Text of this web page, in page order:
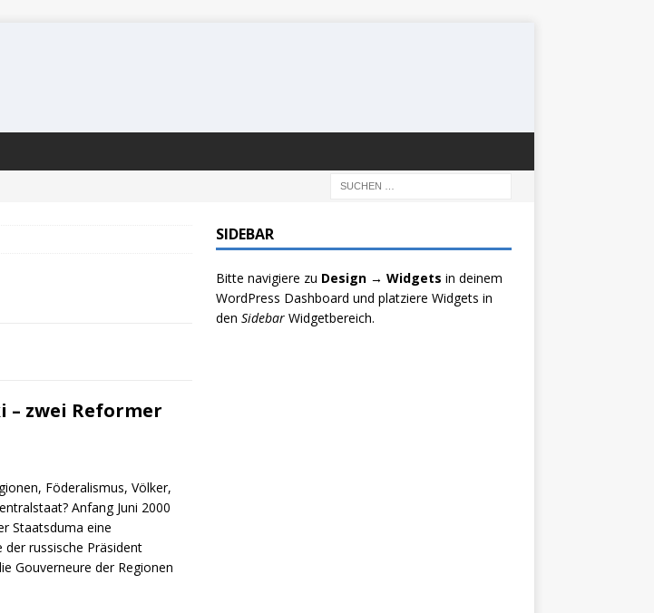
– zwei Reformer
Föderalismus, Völker,
Anfang Juni 2000
Staatsduma eine
russische Präsident
Gouverneure der Regionen
SIDEBAR
Bitte navigiere zu Design → Widgets in deinem
WordPress Dashboard und platziere Widgets in
den SidebarWidgetbereich.